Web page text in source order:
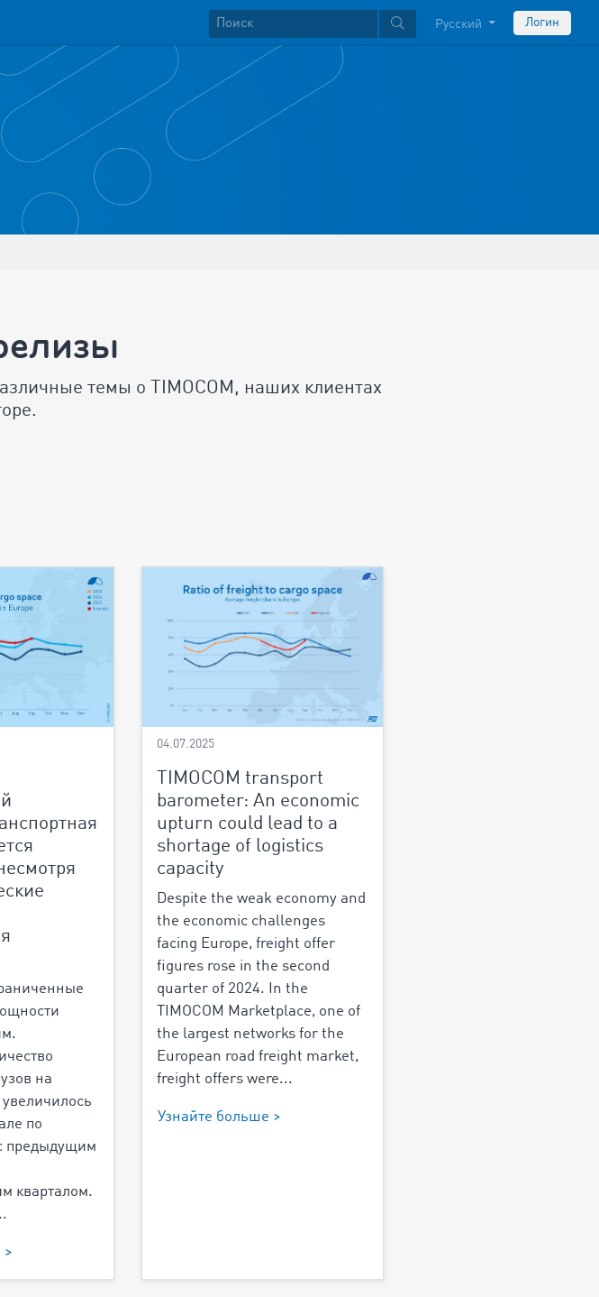
Русский Логин
темы о TIMOCOM, наших клиентах
на
по
предыдущим
кварталом.
>
04.07.2025
TIMOCOM transport
barometer: An economic
upturn could lead to a
shortage of logistics
capacity
Despite the weak economy and
the economic challenges
facing Europe, freight offer
figures rose in the second
quarter of 2024. In the
TIMOCOM Marketplace, one of
the largest networks for the
European road freight market,
freight offers were...
Узнайте больше >